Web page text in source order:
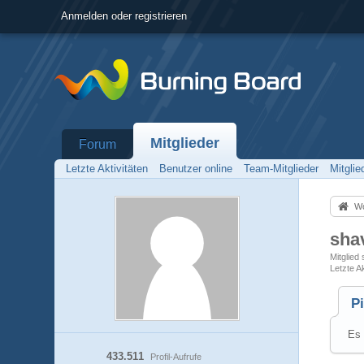
Anmelden oder registrieren
Forum Mitglieder
Letzte Aktivitäten Benutzer online Team-Mitglieder
Profil-Aufrufe
433.511
Mitglied
Letzte
Es